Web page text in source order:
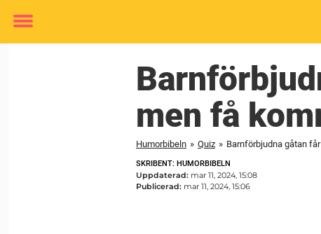
Toggle
men få
Humorbibeln » Quiz » Barnförbjudna gåtan
SKRIBENT: HUMORBIBELN
Uppdaterad: mar 11, 2024, 15:08
Publicerad: mar 11, 2024, 15:06